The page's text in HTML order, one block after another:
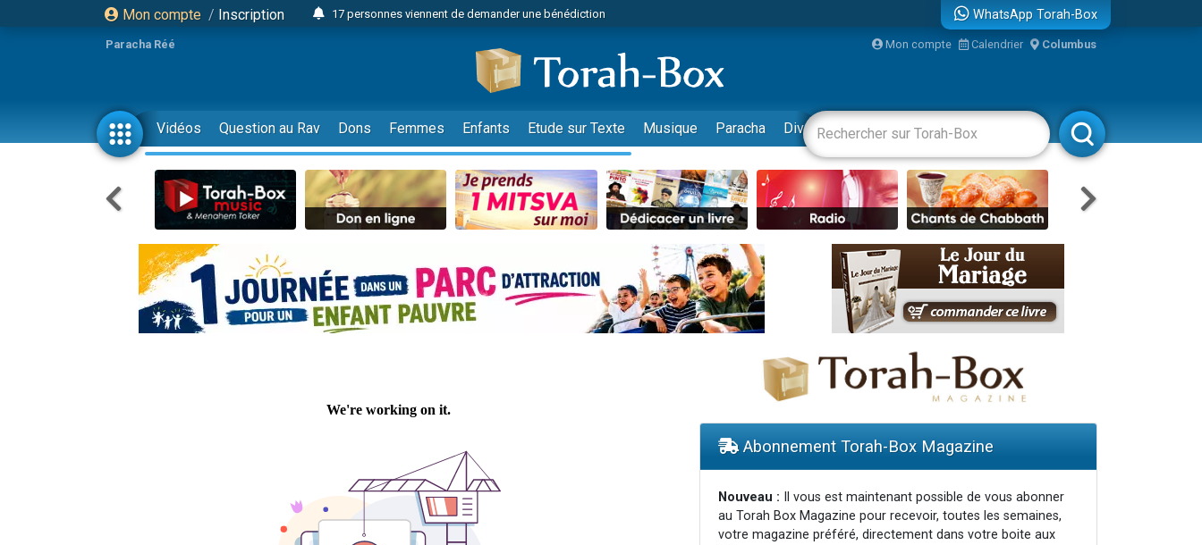
Mon compte / Inscription
17 personnes viennent de demander une bénédiction
Il reste 49 places pour étudier en groupe sur Zoom
23 personnes viennent de faire un don pour Diane, 80 ans, dans un appartement insalubre
Eva vient de donner son Maasser
4 personnes viennent de nous rejoindre sur WhatsApp
3 personnes viennent de nous rejoindre sur WhatsApp
3 personnes viennent de faire un don pour 5 jours de vacances aux Orphelins
Odaya vient de donner son Maasser
13 personnes viennent de demander une bénédiction
12 nouvelles musiques dans Torah-Box Music
30 personnes viennent de faire un don pour Sauvez la jambe de Yohan
2 personnes viennent de nous rejoindre sur WhatsApp
2 nouvelles musiques dans Torah-Box Music
4 personnes viennent de faire un don pour Reloger Rivka, 6 enfants, victime de violences...
2 personnes viennent de faire un don pour 1 Journée de Vacances Pour les Enfants
WhatsApp Torah-Box
Paracha Réé Mon compte Calendrier Columbus
Vidéos Question au Rav Dons Femmes Enfants Etude sur Texte Musique Paracha Divertissements Livres Rabbanim
Abonnement Torah-Box Magazine
Nouveau : Il vous est maintenant possible de vous abonner
au Torah Box Magazine pour recevoir, toutes les semaines,
votre magazine préféré, directement dans votre boite aux